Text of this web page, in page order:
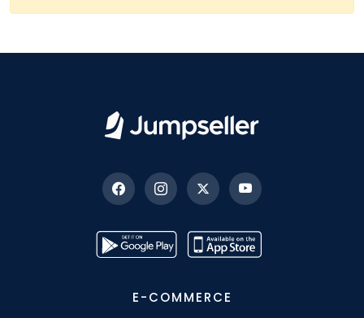
E-COMMERCE